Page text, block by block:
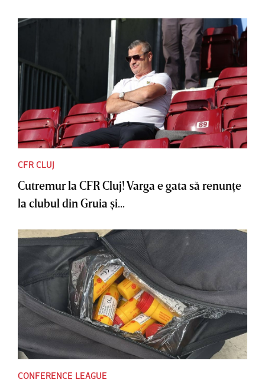
CFR CLUJ
Cutremur la CFR Cluj! Varga e gata să renunţe
la clubul din Gruia şi...
CONFERENCE LEAGUE